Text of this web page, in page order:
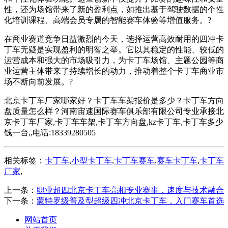
性，还为场馆带来了新的盈利点，如推出基于驾驶数据的个性
化培训课程、高端会员专属的智能赛车体验等增值服务。?
在商业赛道竞争日益激烈的今天，选择运营高效耐用的四冲卡
丁车无疑是实现盈利的明智之举。它以其稳定的性能、较低的
运营成本和强大的市场吸引力，为卡丁车场馆、主题公园等商
业运营主体带来了持续增长的动力，推动着整个卡丁车商业市
场不断向前发展。?
北京卡丁车厂家哪家好？卡丁车车架报价是多少？卡丁车方向
盘质量怎么样？河南宙速国际赛车俱乐部有限公司专业承接北
京卡丁车厂家,卡丁车车架,卡丁车方向盘,kz卡丁车,卡丁车多少
钱一台,,电话:18339280505
相关标签： 卡丁车,小型卡丁车,卡丁车赛车,赛车卡丁车,卡丁车
厂家,
上一条： 职业超四北京卡丁车亮相专业赛事，速度与技术融合
下一条： 蒙特罗级普及型超级四冲北京卡丁车，入门赛车首选
网站首页